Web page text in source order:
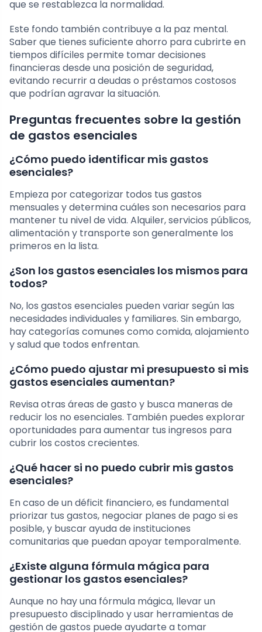
que se restablezca la normalidad.
Este fondo también contribuye a la paz mental.
Saber que tienes suficiente ahorro para cubrirte en
tiempos difíciles permite tomar decisiones
financieras desde una posición de seguridad,
evitando recurrir a deudas o préstamos costosos
que podrían agravar la situación.
Preguntas frecuentes sobre la gestión
de gastos esenciales
¿Cómo puedo identificar mis gastos
esenciales?
Empieza por categorizar todos tus gastos
mensuales y determina cuáles son necesarios para
mantener tu nivel de vida. Alquiler, servicios públicos,
alimentación y transporte son generalmente los
primeros en la lista.
¿Son los gastos esenciales los mismos para
todos?
No, los gastos esenciales pueden variar según las
necesidades individuales y familiares. Sin embargo,
hay categorías comunes como comida, alojamiento
y salud que todos enfrentan.
¿Cómo puedo ajustar mi presupuesto si mis
gastos esenciales aumentan?
Revisa otras áreas de gasto y busca maneras de
reducir los no esenciales. También puedes explorar
oportunidades para aumentar tus ingresos para
cubrir los costos crecientes.
¿Qué hacer si no puedo cubrir mis gastos
esenciales?
En caso de un déficit financiero, es fundamental
priorizar tus gastos, negociar planes de pago si es
posible, y buscar ayuda de instituciones
comunitarias que puedan apoyar temporalmente.
¿Existe alguna fórmula mágica para
gestionar los gastos esenciales?
Aunque no hay una fórmula mágica, llevar un
presupuesto disciplinado y usar herramientas de
gestión de gastos puede ayudarte a tomar